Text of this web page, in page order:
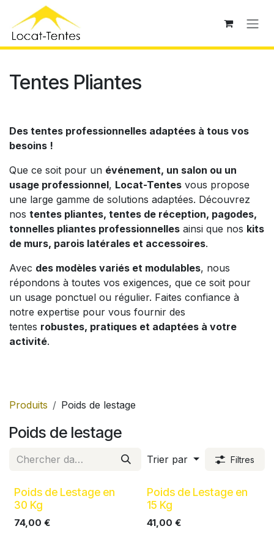
Se rendre au contenu
Tentes Pliantes
Des tentes professionnelles adaptées à tous vos
besoins !
Que ce soit pour un événement, un salon ou un
usage professionnel, Locat-Tentes vous propose
une large gamme de solutions adaptées. Découvrez
nos tentes pliantes, tentes de réception, pagodes,
tonnelles pliantes professionnelles ainsi que nos kits
de murs, parois latérales et accessoires.
Avec des modèles variés et modulables, nous
répondons à toutes vos exigences, que ce soit pour
un usage ponctuel ou régulier. Faites confiance à
notre expertise pour vous fournir des
tentes robustes, pratiques et adaptées à votre
activité.
Produits Poids de lestage
Poids de lestage
Trier par Filtres
Poids de Lestage en
30 Kg
74,00 €
Poids de Lestage en
15 Kg
41,00 €